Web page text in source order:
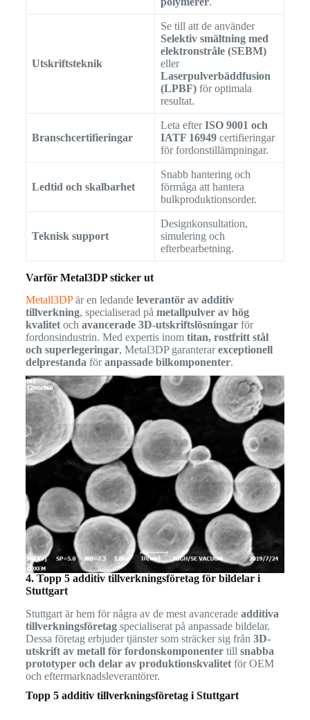
Utskriftsteknik
Se till att de använder
Selektiv smältning med
elektronstråle (SEBM)
eller
Laserpulverbäddfusion
(LPBF)för optimala
resultat.
Branschcertifieringar
Leta efterISO 9001 och
IATF 16949certifieringar
för fordonstillämpningar.
Ledtid och skalbarhet
Snabb hantering och
förmåga att hantera
bulkproduktionsorder.
Teknisk support
Designkonsultation,
simulering och
efterbearbetning.
Varför Metal3DP sticker ut
Metall3DPär en ledande leverantör av additiv
tillverkning, specialiserad på metallpulver av hög
kvalitetoch avancerade 3D-utskriftslösningarför
fordonsindustrin. Med expertis inom titan, rostfritt stål
och superlegeringar, Metal3DP garanterarexceptionell
delprestanda föranpassade bilkomponenter.
4. Topp 5 additiv tillverkningsföretag för bildelar i
Stuttgart
Stuttgart är hem för några av de mest avancerade additiva
tillverkningsföretagspecialiserat på anpassade bildelar.
Dessa företag erbjuder tjänster som sträcker sig från 3D-
utskrift av metall för fordonskomponentertill snabba
prototyper och delar av produktionskvalitetför OEM
och eftermarknadsleverantörer.
Topp 5 additiv tillverkningsföretag i Stuttgart